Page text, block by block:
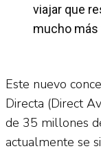
viajar que
mucho más
Este nuevo
Directa (Direct
de 35 millones
actualmente se